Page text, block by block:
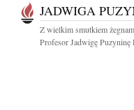
JADWIGA
Z wielkim smutkiem
Profesor Jadwigę Puzyninę